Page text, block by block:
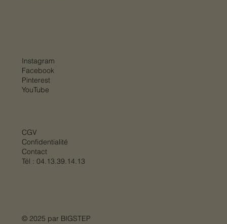
CGV
Confidentialité
Contact
Tél : 04.13.39.14.13
Instagram
Facebook
Pinterest
YouTube
© 2025 par BIGSTEP